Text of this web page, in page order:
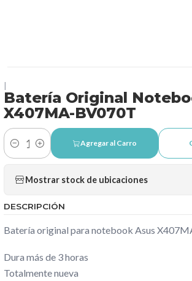
Batería Original
X407MA-BV070T
Cantidad
Agregar al Carro
Mostrar stock de ubicaciones
DESCRIPCIÓN
Batería original para notebook Asus
Dura más de 3 horas
Totalmente nueva